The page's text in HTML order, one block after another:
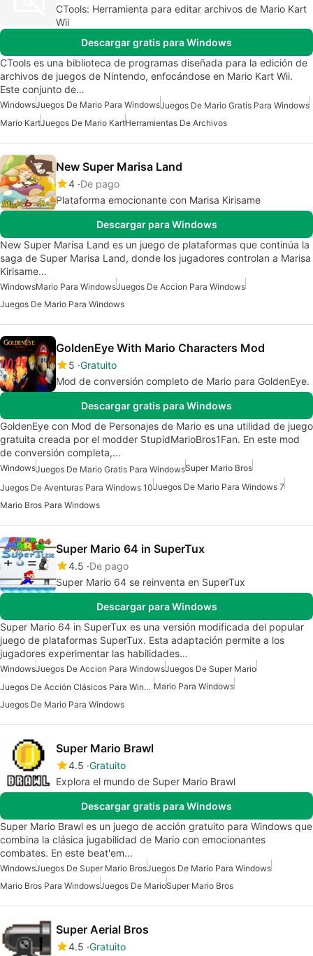
CTools: Herramienta para editar archivos de Mario Kart
Wii
Descargar gratis para Windows
CTools es una biblioteca de programas diseñada para la edición de
archivos de juegos de Nintendo, enfocándose en Mario Kart Wii.
Este conjunto de…
WindowsJuegos De Mario Para WindowsJuegos De Mario Gratis Para Windows
Mario KartJuegos De Mario KartHerramientas De Archivos
New Super Marisa Land
4 De pago
Plataforma emocionante con Marisa Kirisame
Descargar para Windows
New Super Marisa Land es un juego de plataformas que continúa la
saga de Super Marisa Land, donde los jugadores controlan a Marisa
Kirisame…
WindowsMario Para WindowsJuegos De Accion Para Windows
Juegos De Mario Para Windows
GoldenEye With Mario Characters Mod
5 Gratuito
Mod de conversión completo de Mario para GoldenEye.
Descargar gratis para Windows
GoldenEye con Mod de Personajes de Mario es una utilidad de juego
gratuita creada por el modder StupidMarioBros1Fan. En este mod
de conversión completa,…
WindowsJuegos De Mario Gratis Para WindowsSuper Mario Bros
Juegos De Aventuras Para Windows 10Juegos De Mario Para Windows 7
Mario Bros Para Windows
Super Mario 64 in SuperTux
4.5 De pago
Super Mario 64 se reinventa en SuperTux
Descargar para Windows
Super Mario 64 in SuperTux es una versión modificada del popular
juego de plataformas SuperTux. Esta adaptación permite a los
jugadores experimentar las habilidades…
WindowsJuegos De Accion Para WindowsJuegos De Super Mario
Juegos De Acción Clásicos Para Windows Mario Para Windows
Juegos De Mario Para Windows
Super Mario Brawl
4.5 Gratuito
Explora el mundo de Super Mario Brawl
Descargar gratis para Windows
Super Mario Brawl es un juego de acción gratuito para Windows que
combina la clásica jugabilidad de Mario con emocionantes
combates. En este beat'em…
WindowsJuegos De Super Mario BrosJuegos De Mario Para Windows
Mario Bros Para WindowsJuegos De MarioSuper Mario Bros
Super Aerial Bros
4.5 Gratuito